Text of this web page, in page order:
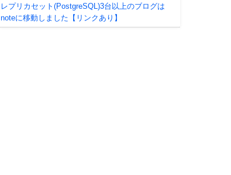
レプリカセット(PostgreSQL)3台以上のブログは
noteに移動しました【リンクあり】